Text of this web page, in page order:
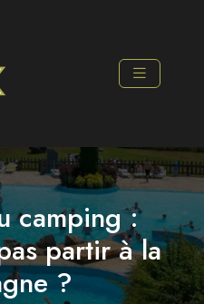
camping :
partir à la
?